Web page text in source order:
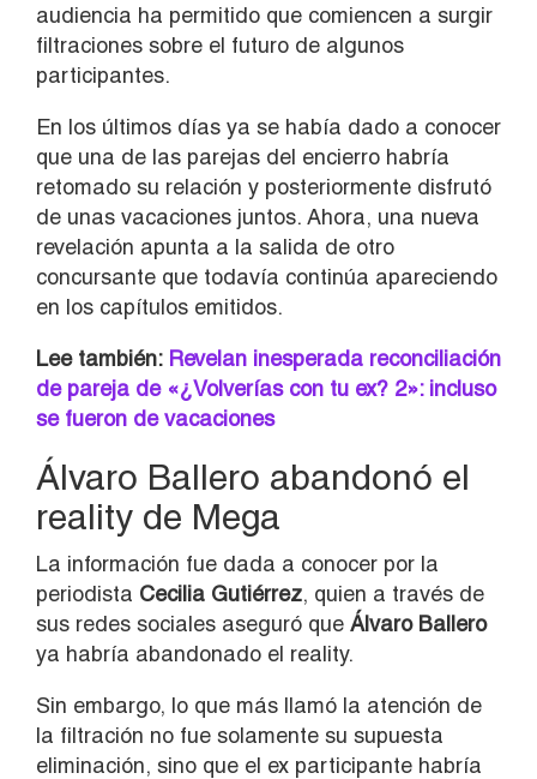
audiencia ha permitido que comiencen a surgir
filtraciones sobre el futuro de algunos
participantes.
En los últimos días ya se había dado a conocer
que una de las parejas del encierro habría
retomado su relación y posteriormente disfrutó
de unas vacaciones juntos. Ahora, una nueva
revelación apunta a la salida de otro
concursante que todavía continúa apareciendo
en los capítulos emitidos.
Lee también:Revelan inesperada reconciliación
de pareja de «¿Volverías con tu ex? 2»: incluso
se fueron de vacaciones
Álvaro Ballero abandonó el
reality de Mega
La información fue dada a conocer por la
periodista Cecilia Gutiérrez, quien a través de
sus redes sociales aseguró que Álvaro Ballero
ya habría abandonado el reality.
Sin embargo, lo que más llamó la atención de
la filtración no fue solamente su supuesta
eliminación, sino que el ex participante habría